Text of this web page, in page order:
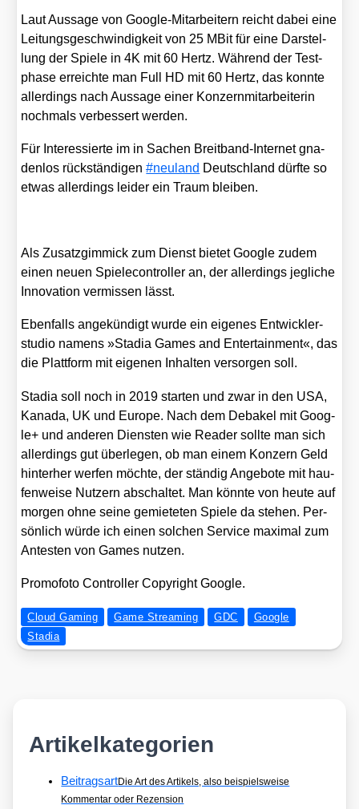
Laut Aus­sa­ge von Goog­le-Mit­ar­bei­tern reicht dabei eine
Lei­tungs­ge­schwin­dig­keit von 25 MBit für eine Dar­stel­
lung der Spie­le in 4K mit 60 Hertz. Wäh­rend der Test­
pha­se erreich­te man Full HD mit 60 Hertz, das konn­te
aller­dings nach Aus­sa­ge einer Kon­zern­mit­ar­bei­te­rin
noch­mals ver­bes­sert wer­den.
Für Inter­es­sier­te im in Sachen Breit­band-Inter­net gna­
den­los rück­stän­di­gen#neu­land Deutsch­land dürf­te so
etwas aller­dings lei­der ein Traum blei­ben.
Als Zusatz­gim­mick zum Dienst bie­tet Goog­le zudem
einen neu­en Spie­le­con­trol­ler an, der aller­dings jeg­li­che
Inno­va­ti­on ver­mis­sen lässt.
Eben­falls ange­kün­digt wur­de ein eige­nes Ent­wick­ler­
stu­dio namens »Sta­dia Games and Enter­tain­ment«, das
die Platt­form mit eige­nen Inhal­ten ver­sor­gen soll.
Sta­dia soll noch in 2019 star­ten und zwar in den USA,
Kana­da, UK und Euro­pe. Nach dem Deba­kel mit Goog­
le+ und ande­ren Diens­ten wie Rea­der soll­te man sich
aller­dings gut über­le­gen, ob man einem Kon­zern Geld
hin­ter­her wer­fen möch­te, der stän­dig Ange­bo­te mit hau­
fen­wei­se Nut­zern abschal­tet. Man könn­te von heu­te auf
mor­gen ohne sei­ne gemie­te­ten Spie­le da ste­hen. Per­
sön­lich wür­de ich einen sol­chen Ser­vice maxi­mal zum
Antes­ten von Games nut­zen.
Pro­mo­fo­to Con­trol­ler Copy­right Goog­le.
Cloud Gaming Game Streaming GDC
Google
Stadia
Artikelkategorien
BeitragsartDie Art des Artikels, also beispielsweise
Kommentar oder Rezension